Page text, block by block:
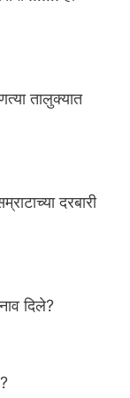
तालुक्यात
दरबारी
दिले?